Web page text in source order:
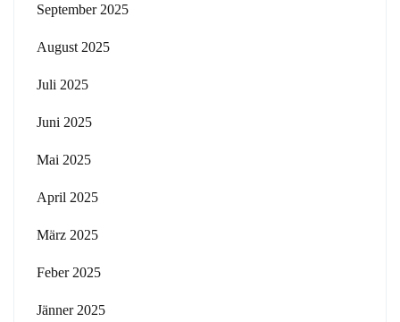
September 2025
August 2025
Juli 2025
Juni 2025
Mai 2025
April 2025
März 2025
Feber 2025
Jänner 2025